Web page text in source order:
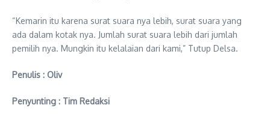
“Kemarin itu karena surat suara nya lebih, surat suara yang
ada dalam kotak nya. Jumlah surat suara lebih dari jumlah
pemilih nya. Mungkin itu kelalaian dari kami,” Tutup Delsa.
Penulis : Oliv
Penyunting : Tim Redaksi